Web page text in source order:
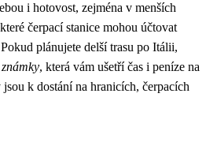
i hotovost, zejména v menších
čerpací stanice mohou účtovat
plánujete delší trasu po Itálii,
, která vám ušetří čas i peníze na
k dostání na hranicích, čerpacích